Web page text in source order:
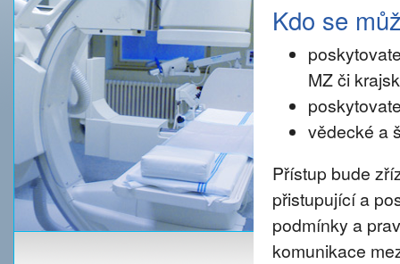
Kdo se
MZ či
vědecké a
Přístup bude
přistupující a
podmínky a
komunikace